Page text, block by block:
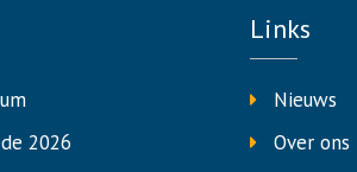
2026
Links
Nieuws
Over ons